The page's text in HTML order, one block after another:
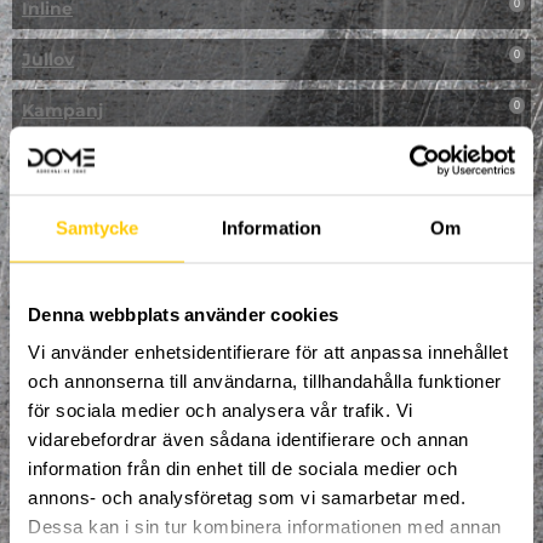
Samtycke Information Om
Denna webbplats använder cookies
Vi använder enhetsidentifierare för att anpassa innehållet
och annonserna till användarna, tillhandahålla funktioner
för sociala medier och analysera vår trafik. Vi
vidarebefordrar även sådana identifierare och annan
information från din enhet till de sociala medier och
annons- och analysföretag som vi samarbetar med.
Dessa kan i sin tur kombinera informationen med annan
Inline 0
Jullov 0
Kampanj 0
Kickbike 0
Klättring
LAN
Multisport
Mässa
NPF-Träning
Parkour